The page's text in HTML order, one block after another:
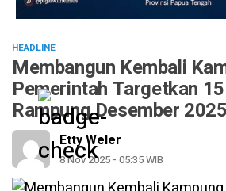
HEADLINE
Membangun Kembali
Pemerintah Targetkan
Rampung Desember 2025
Etty Weler
8 Nov 2025 - 05:35 WIB